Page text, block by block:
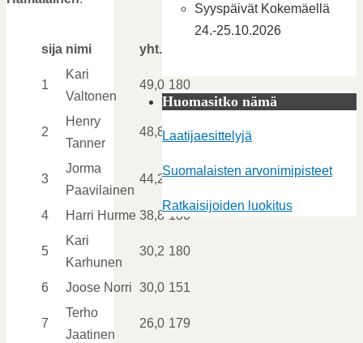
sija nimi yht.
1
Kari
Valtonen
49,0 180
2
Henry
Tanner
48,8 180
3
Jorma
Paavilainen
44,2 180
4 Harri Hurme 38,8 180
5
Kari
Karhunen
30,2 180
6 Joose Norri 30,0 151
7
Terho
Jaatinen
26,0 179
Syyspäivät Kokemäellä
24.-25.10.2026
Huomasitko nämä
Laatijaesittelyjä
Suomalaisten arvonimipisteet
Ratkaisijoiden luokitus